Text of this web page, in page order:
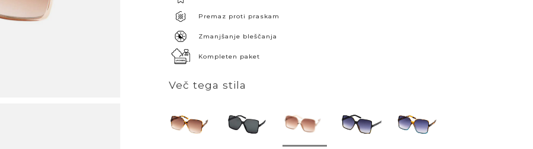
Premaz proti praskam
Zmanjšanje bleščanja
Kompleten paket
Več tega stila